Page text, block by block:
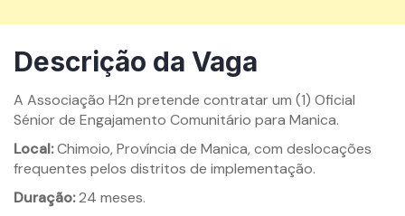
Descrição da Vaga
A Associação H2n pretende contratar um (1) Oficial
Sénior de Engajamento Comunitário para Manica.
Local:Chimoio, Província de Manica, com deslocações
frequentes pelos distritos de implementação.
Duração:24 meses.